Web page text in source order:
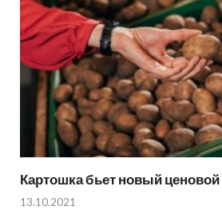
Картошка бьет новый
13.10.2021